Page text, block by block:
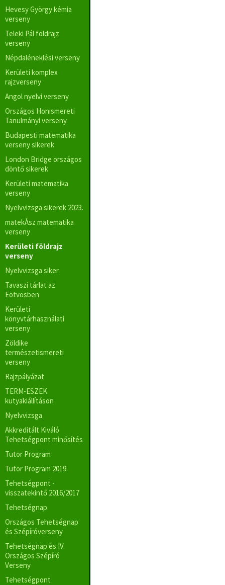
Hevesy György kémia
verseny
Teleki Pál földrajz
verseny
Népdaléneklési verseny
Kerületi komplex
rajzverseny
Angol nyelvi verseny
Országos Honismereti
Tanulmányi verseny
Budapesti matematika
verseny sikerek
London Bridge országos
döntő sikerek
Kerületi matematika
verseny
Nyelvvizsga sikerek 2023.
matekÁsz matematika
verseny
Kerületi földrajz
verseny
Nyelvvizsga siker
Tavaszi tárlat az
Eötvösben
Kerületi
könyvtárhasználati
verseny
Zöldike
természetismereti
verseny
Rajzpályázat
TERM-ESZEK
kutyakiállításon
Nyelvvizsga
Akkreditált Kiváló
Tehetségpont minősítés
Tutor Program
Tutor Program 2019.
Tehetségpont -
visszatekintő 2016/2017
Tehetségnap
Országos Tehetségnap
és Szépíróverseny
Tehetségnap és IV.
Országos Szépíró
Verseny
Tehetségpont